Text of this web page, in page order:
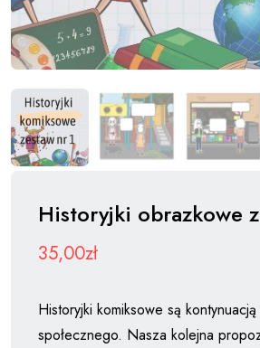
Historyjki obrazkowe
35,00zł
Historyjki komiksowe są kontynuacją
społecznego. Nasza kolejna